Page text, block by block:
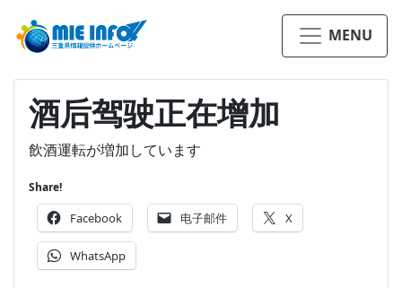
MENU
酒后驾驶正在增加
飲酒運転が増加しています
Share!
Facebook 电子邮件 X
WhatsApp